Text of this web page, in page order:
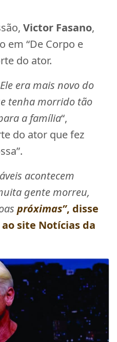
Victor Fasano,
em “De Corpo e
do ator.
era mais novo do
tenha morrido tão
a família“,
do ator que fez
acontecem
gente morreu,
próximas”, disse
site Notícias da